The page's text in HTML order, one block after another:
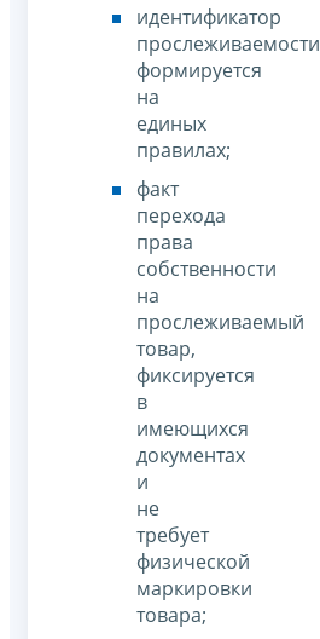
идентификатор
прослеживаемости
формируется
на
единых
правилах;
факт
перехода
права
собственности
на
прослеживаемый
товар,
фиксируется
в
имеющихся
документах
и
не
требует
физической
маркировки
товара;